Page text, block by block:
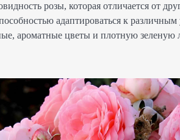
розы, которая отличается от
адаптироваться к
ароматные цветы и плотную зеленую